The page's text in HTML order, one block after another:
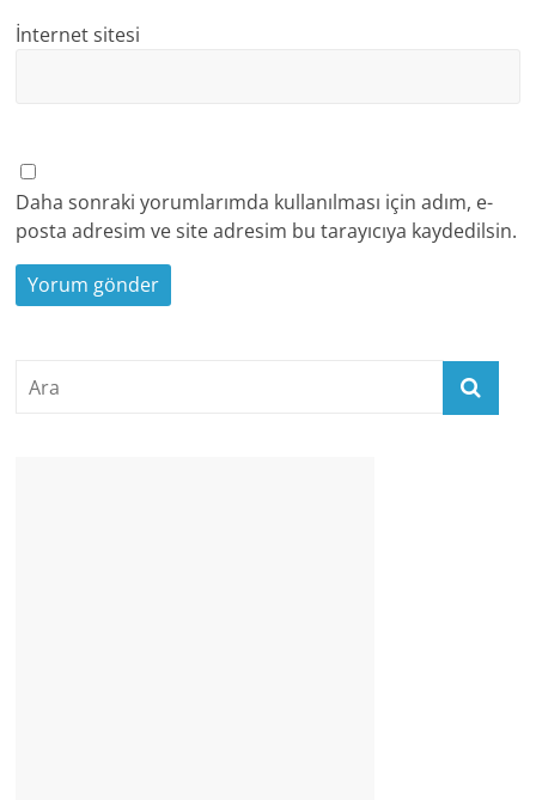
İnternet sitesi
Daha sonraki yorumlarımda kullanılması için adım, e-
posta adresim ve site adresim bu tarayıcıya kaydedilsin.